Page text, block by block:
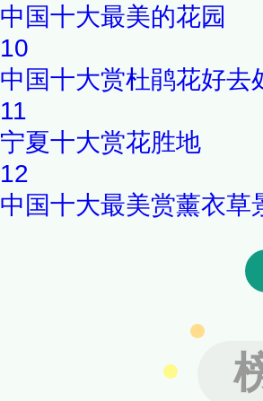
中国十大最美的花园
10
中国十大赏杜鹃花好去
11
宁夏十大赏花胜地
12
中国十大最美赏薰衣草